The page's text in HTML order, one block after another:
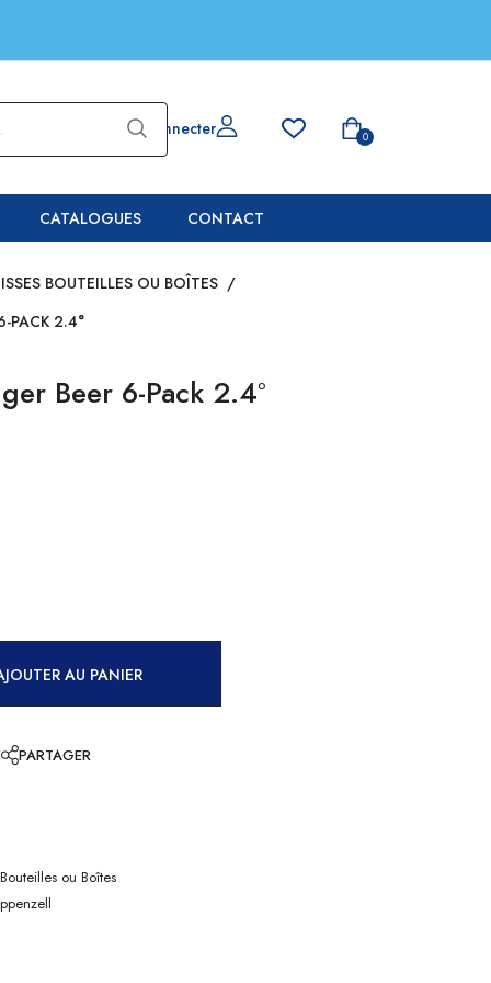
Se connecter 0
CATALOGUES CONTACT
BOUTEILLES OU BOÎTES /
PACK 2.4°
Beer 6-Pack 2.4°
AU PANIER
PARTAGER
ou Boîtes